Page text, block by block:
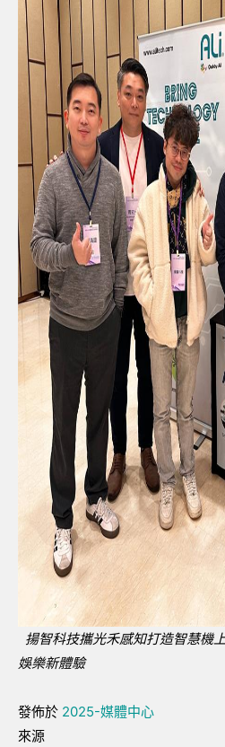
揚智科技攜光禾感知打造智慧機
娛樂新體驗
發佈於 2025-媒體中心
來源